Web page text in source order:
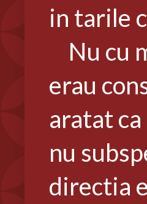
in tarile
Nu cu
erau
aratat
nu
directia